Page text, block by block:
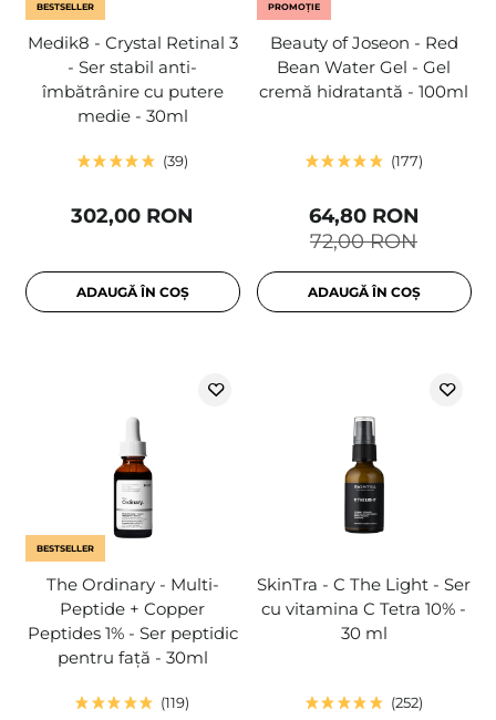
BESTSELLER
Medik8 - Crystal Retinal 3
- Ser stabil anti-
îmbătrânire cu putere
medie - 30ml
39
302,00 RON
ADAUGĂ ÎN COȘ
PROMOȚIE
Beauty of Joseon - Red
Bean Water Gel - Gel
cremă hidratantă - 100ml
177
72,00 RON
64,80 RON
ADAUGĂ ÎN COȘ
BESTSELLER
The Ordinary - Multi-
Peptide + Copper
Peptides 1% - Ser peptidic
pentru față - 30ml
119
SkinTra - C The Light - Ser
cu vitamina C Tetra 10% -
30 ml
252